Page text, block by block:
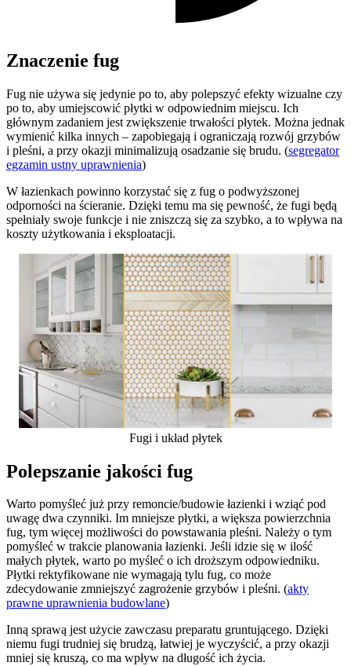
Znaczenie fug
Fug nie używa się jedynie po to, aby polepszyć efekty wizualne czy
po to, aby umiejscowić płytki w odpowiednim miejscu. Ich
głównym zadaniem jest zwiększenie trwałości płytek. Można jednak
wymienić kilka innych – zapobiegają i ograniczają rozwój grzybów
i pleśni, a przy okazji minimalizują osadzanie się brudu. (segregator
egzamin ustny uprawnienia)
W łazienkach powinno korzystać się z fug o podwyższonej
odporności na ścieranie. Dzięki temu ma się pewność, że fugi będą
spełniały swoje funkcje i nie zniszczą się za szybko, a to wpływa na
koszty użytkowania i eksploatacji.
Fugi i układ płytek
Polepszanie jakości fug
Warto pomyśleć już przy remoncie/budowie łazienki i wziąć pod
uwagę dwa czynniki. Im mniejsze płytki, a większa powierzchnia
fug, tym więcej możliwości do powstawania pleśni. Należy o tym
pomyśleć w trakcie planowania łazienki. Jeśli idzie się w ilość
małych płytek, warto po myśleć o ich droższym odpowiedniku.
Płytki rektyfikowane nie wymagają tylu fug, co może
zdecydowanie zmniejszyć zagrożenie grzybów i pleśni. (akty
prawne uprawnienia budowlane)
Inną sprawą jest użycie zawczasu preparatu gruntującego. Dzięki
niemu fugi trudniej się brudzą, łatwiej je wyczyścić, a przy okazji
mniej się kruszą, co ma wpływ na długość ich życia.